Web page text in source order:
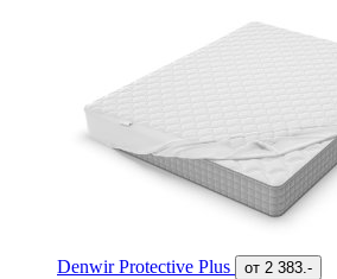
Denwir Protective Plus от 2 383.-